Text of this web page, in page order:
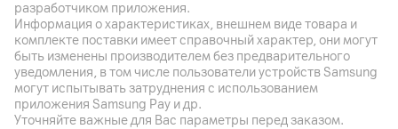
Импортер
ООО "Единая торговая компания", 223017, Минская обл.,
Минский р-н, Новодворский с/с, дом № 5/3, пом. 87, район
аг. Гатово
Производитель
Yandex Information Technology (Shanghai), Китай, Wework
разработчиком приложения.
Информация о характеристиках, внешнем виде товара и
комплекте поставки имеет справочный характер, они могут
быть изменены производителем без предварительного
уведомления, в том числе пользователи устройств Samsung
могут испытывать затруднения с использованием
приложения Samsung Pay и др.
Уточняйте важные для Вас параметры перед заказом.